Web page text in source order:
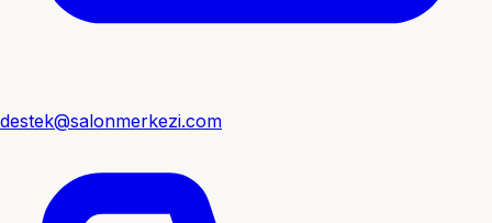
destek@salonmerkezi.com